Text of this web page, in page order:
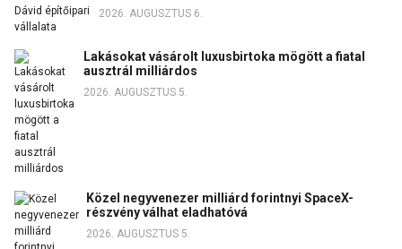
2026. AUGUSZTUS 6.
Lakásokat vásárolt luxusbirtoka mögött a fiatal
ausztrál milliárdos
2026. AUGUSZTUS 5.
Közel negyvenezer milliárd forintnyi SpaceX-
részvény válhat eladhatóvá
2026. AUGUSZTUS 5.